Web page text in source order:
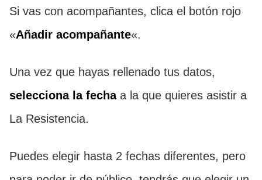
Si vas con acompañantes, clica el botón rojo
«Añadir acompañante«.
Una vez que hayas rellenado tus datos,
selecciona la fechaa la que quieres asistir a
La Resistencia.
Puedes elegir hasta 2 fechas diferentes, pero